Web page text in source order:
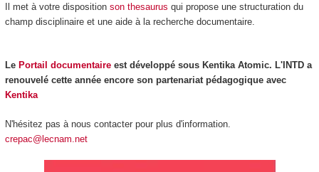
Il met à votre disposition son thesaurus qui propose une structuration du
champ disciplinaire et une aide à la recherche documentaire.
Le Portail documentaireest développé sous Kentika Atomic. L'INTD a
renouvelé cette année encore son partenariat pédagogique avec
Kentika
N'hésitez pas à nous contacter pour plus d'information.
crepac@lecnam.net